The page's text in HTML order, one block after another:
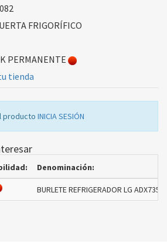
FRIGORÍFICO
PERMANENTE
tienda
producto INICIA SESIÓN
Denominación:
BURLETE REFRIGERADOR LG